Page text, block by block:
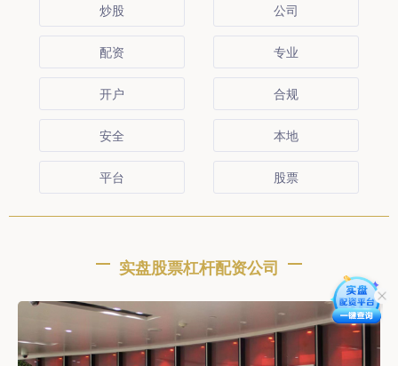
炒股 公司
配资 专业
开户 合规
安全 本地
平台 股票
实盘股票杠杆配资公司